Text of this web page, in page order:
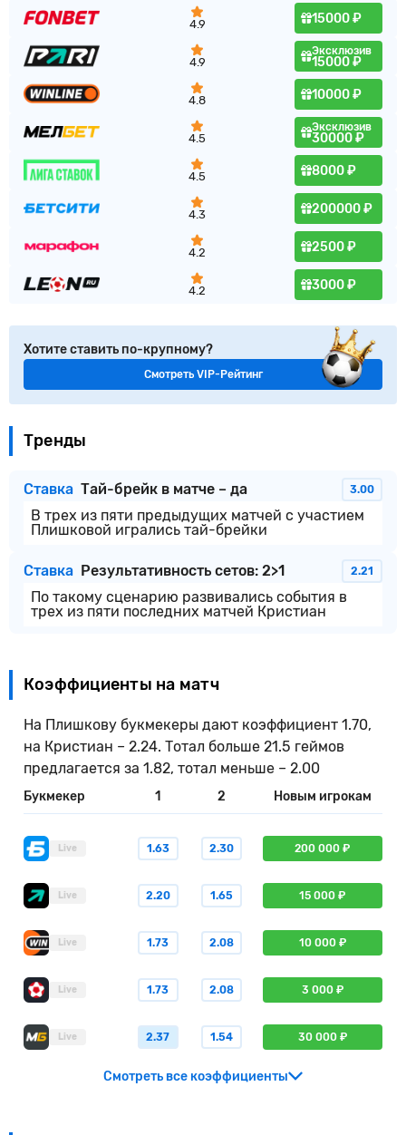
4.9 15000 ₽
4.9
Эксклюзив
15000 ₽
4.8 10000 ₽
4.5
Эксклюзив
30000 ₽
4.5 8000 ₽
4.3 200000 ₽
4.2 2500 ₽
4.2 3000 ₽
Хотите ставить по-крупному?
Смотреть VIP-Рейтинг
Тренды
Ставка Тай-брейк в матче – да 3.00
В трех из пяти предыдущих матчей с участием
Плишковой игрались тай-брейки
Ставка Результативность сетов: 2>1 2.21
По такому сценарию развивались события в
трех из пяти последних матчей Кристиан
Коэффициенты на матч
На Плишкову букмекеры дают коэффициент 1.70,
на Кристиан – 2.24. Тотал больше 21.5 геймов
предлагается за 1.82, тотал меньше – 2.00
Букмекер 1 2 Новым игрокам
Live 1.63 2.30 200 000 ₽
Live 2.20 1.65 15 000 ₽
Live 1.73 2.08 10 000 ₽
Live 1.73 2.08 3 000 ₽
Live 2.37 1.54 30 000 ₽
Смотреть все коэффициенты